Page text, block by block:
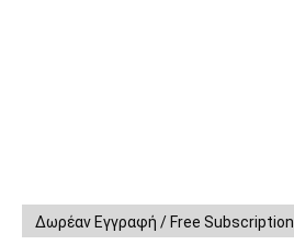
Δωρέαν Εγγραφή / Free Subscription